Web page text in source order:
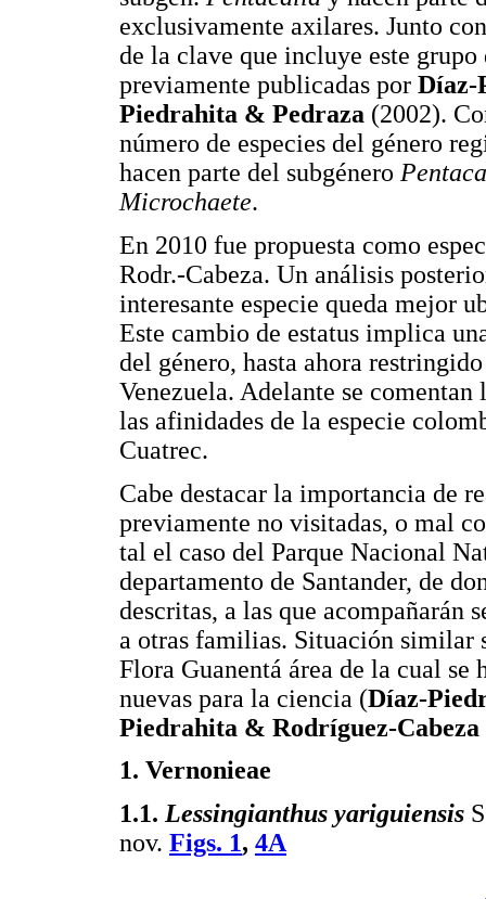
exclusivamente axilares. Junto
de la clave que incluye este
previamente publicadas por Díaz-
Piedrahita & Pedraza (2002).
número de especies del género
hacen parte del subgénero
Microchaete.
En 2010 fue propuesta como
Rodr.-Cabeza. Un análisis
interesante especie queda mejor
Este cambio de estatus implica
del género, hasta ahora
Venezuela. Adelante se
las afinidades de la especie
Cuatrec.
Cabe destacar la importancia de
previamente no visitadas, o mal
tal el caso del Parque Nacional
departamento de Santander, de
descritas, a las que acompañarán
a otras familias. Situación similar
Flora Guanentá área de la cual se
nuevas para la ciencia (Díaz-
Piedrahita & Rodríguez-Cabeza
1. Vernonieae
1.1. Lessingianthus yariguiensis
nov. Figs. 1, 4A